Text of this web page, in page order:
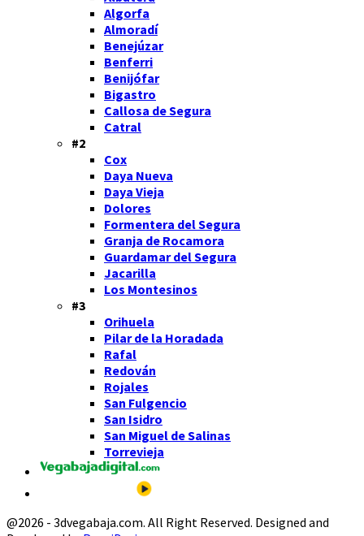
Algorfa
Almoradí
Benejúzar
Benferri
Benijófar
Bigastro
Callosa de Segura
Catral
#2
Cox
Daya Nueva
Daya Vieja
Dolores
Formentera del Segura
Granja de Rocamora
Guardamar del Segura
Jacarilla
Los Montesinos
#3
Orihuela
Pilar de la Horadada
Rafal
Redován
Rojales
San Fulgencio
San Isidro
San Miguel de Salinas
Torrevieja
@2026 - 3dvegabaja.com. All Right Reserved. Designed and